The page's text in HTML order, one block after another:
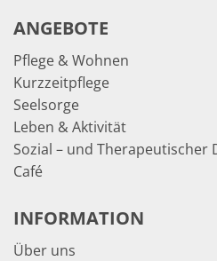
ANGEBOTE
Pflege & Wohnen
Kurzzeitpflege
Seelsorge
Leben & Aktivität
Sozial – und Therapeutischer
Café
INFORMATION
Über uns